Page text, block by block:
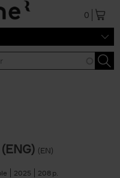
0
(EN)
2025 208